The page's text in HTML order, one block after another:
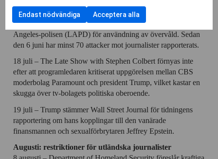
Juli: Trumpkritiker tas bort från rutan
11 juli – En domare utfärdar ett tillfälligt föreläggande mot Los
Angeles-polisen (LAPD) för användning av övervåld. Sedan
den 6 juni har minst 70 attacker mot journalister rapporterats.
18 juli – The Late Show with Stephen Colbert förnyas inte
efter att programledaren kritiserat uppgörelsen mellan CBS
moderbolag Paramount och president Trump, vilket kastar en
skugga över tv-bolagets politiska oberoende.
19 juli – Trump stämmer Wall Street Journal för tidningens
rapportering om hans kopplingar till den vanärade
finansmannen och sexualförbrytaren Jeffrey Epstein.
Augusti: restriktioner för utländska journalister
Funktionella
cookies
till
användning
av
Cookies
för
statistik
att
samtycka
användning
av
för
personlig
anpassning
Endast nödvändiga Acceptera alla